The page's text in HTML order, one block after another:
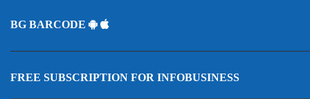
BG BARCODE
FREE SUBSCRIPTION FOR INFOBUSINESS